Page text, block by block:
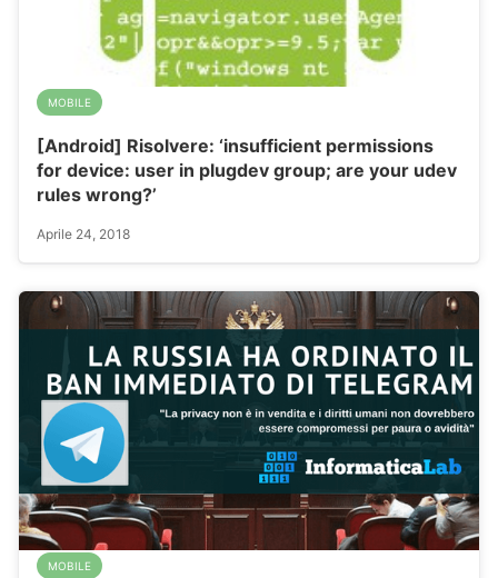
MOBILE
[Android] Risolvere: ‘insufficient permissions
for device: user in plugdev group; are your udev
rules wrong?’
Aprile 24, 2018
MOBILE